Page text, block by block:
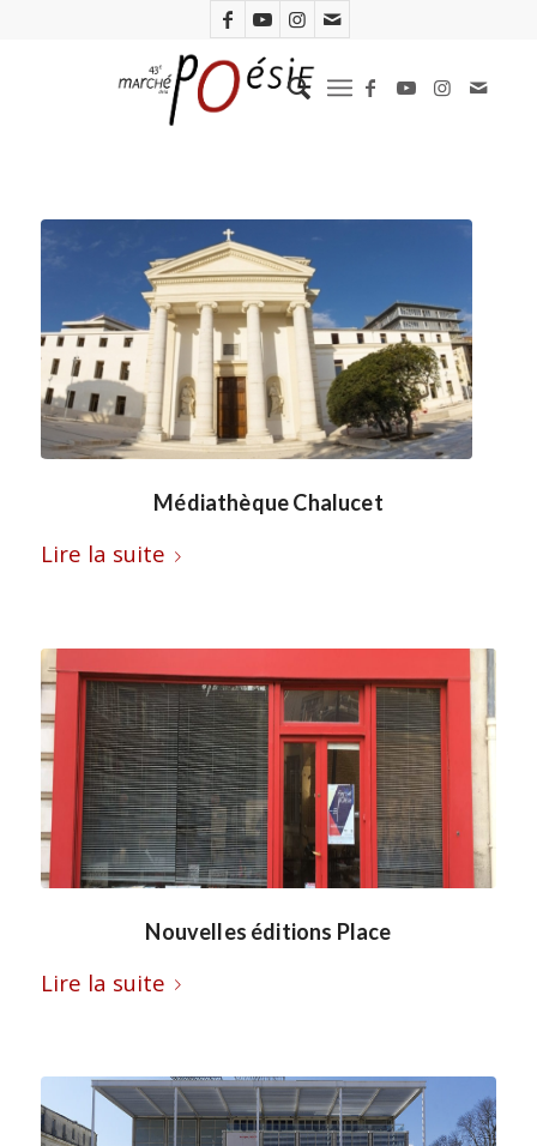
Médiathèque Chalucet
Lire la suite
Nouvelles éditions Place
Lire la suite